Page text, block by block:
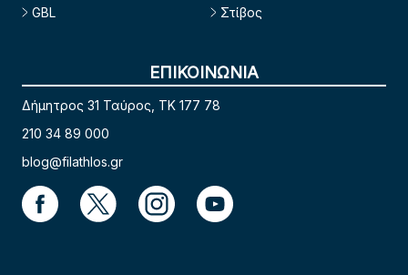
GBL
Στίβος
ΕΠΙΚΟΙΝΩΝΙΑ
Δήμητρος 31 Ταύρος, TK 177 78
210 34 89 000
blog@filathlos.gr